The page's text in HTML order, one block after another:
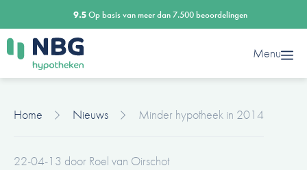
naar
de
inhoud
9.5Op basis van meer dan 7.500 beoordelingen
Menu
Home Nieuws Minder hypotheek in 2014
22-04-13 door Roel van Oirschot